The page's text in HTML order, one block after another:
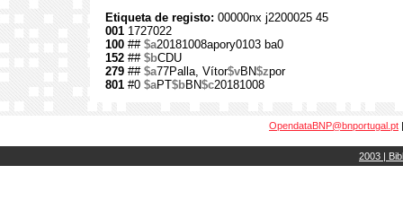
Etiqueta de registo: 00000nx j2200025 45
001 1727022
100 ## $a20181008apory0103 ba0
152 ## $bCDU
279 ## $a77Palla, Vítor$vBN$zpor
801 #0 $aPT$bBN$c20181008
OpendataBNP@bnportugal.pt
2003 |